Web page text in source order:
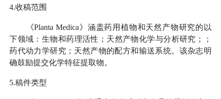
4.收稿范围
《Planta Medica》涵盖药用植物和天然产物研究的以
下领域：生物和药理活性；天然产物化学与分析研究；；
药代动力学研究；天然产物的配方和输送系统。该杂志明
确鼓励提交化学特征提取物。
5.稿件类型